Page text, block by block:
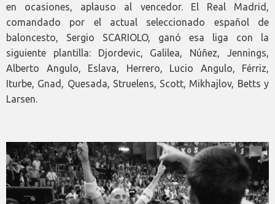
en ocasiones, aplauso al vencedor. El Real Madrid,
comandado por el actual seleccionado español de
baloncesto, Sergio SCARIOLO, ganó esa liga con la
siguiente plantilla: Djordevic, Galilea, Núñez, Jennings,
Alberto Angulo, Eslava, Herrero, Lucio Angulo, Férriz,
Iturbe, Gnad, Quesada, Struelens, Scott, Mikhajlov, Betts y
Larsen.